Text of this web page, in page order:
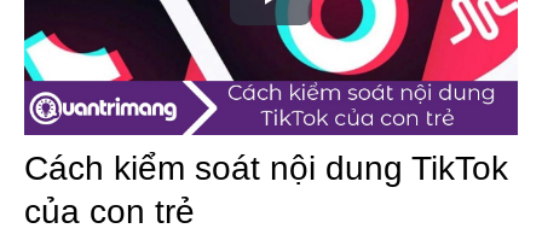
Play
Video
Cách kiểm soát nội dung TikTok
của con trẻ